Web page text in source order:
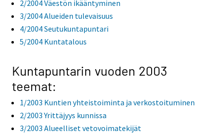
2/2004 Väestön ikääntyminen
3/2004 Alueiden tulevaisuus
4/2004 Seutukuntapuntari
5/2004 Kuntatalous
Kuntapuntarin vuoden 2003
teemat:
1/2003 Kuntien yhteistoiminta ja verkostoituminen
2/2003 Yrittäjyys kunnissa
3/2003 Alueelliset vetovoimatekijät